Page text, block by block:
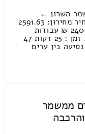
השרון ←
למודיעין עילית כולל פירוק והרכבה מחיר מחירון: 2591.63
₪ / אלה שבטווח המחירים 3200 – 2400 ₪ עבודות
סבלות , טעינה ופריקה : 1202.33 ₪ / זמן : 25 דקות 47
שקל / זמן נסיעה בין ערים
ממשמר